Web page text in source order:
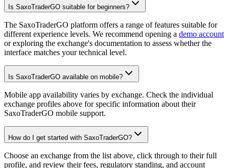
Is SaxoTraderGO suitable for beginners?
The SaxoTraderGO platform offers a range of features suitable for
different experience levels. We recommend opening a demo account
or exploring the exchange's documentation to assess whether the
interface matches your technical level.
Is SaxoTraderGO available on mobile?
Mobile app availability varies by exchange. Check the individual
exchange profiles above for specific information about their
SaxoTraderGO mobile support.
How do I get started with SaxoTraderGO?
Choose an exchange from the list above, click through to their full
profile, and review their fees, regulatory standing, and account